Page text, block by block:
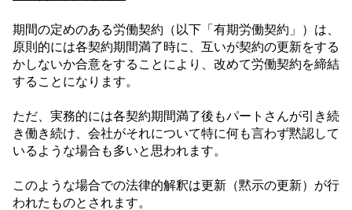
期間の定めのある労働契約（以下「有期労働契約」）は、
原則的には各契約期間満了時に、互いが契約の更新をする
かしないか合意をすることにより、改めて労働契約を締結
することになります。
ただ、実務的には各契約期間満了後もパートさんが引き続
き働き続け、会社がそれについて特に何も言わず黙認して
いるような場合も多いと思われます。
このような場合での法律的解釈は更新（黙示の更新）が行
われたものとされます。